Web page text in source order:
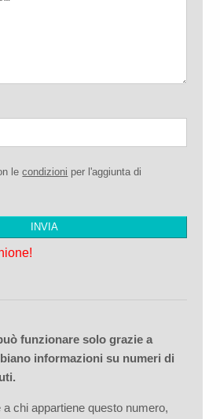
lecondizioni per l'aggiunta di
funzionare solo grazie a
informazioni su numeri di
chi appartiene questo numero,